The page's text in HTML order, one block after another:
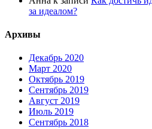
за идеалом?
Архивы
Декабрь 2020
Март 2020
Октябрь 2019
Сентябрь 2019
Август 2019
Июль 2019
Сентябрь 2018